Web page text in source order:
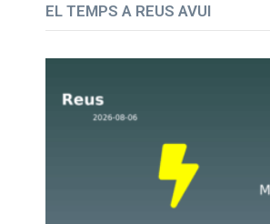
EL TEMPS A REUS AVUI